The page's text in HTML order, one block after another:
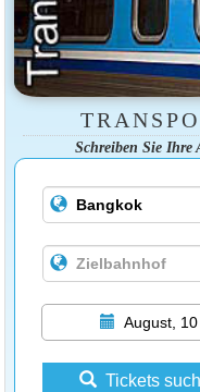
Schreiben Sie Ihre
August, 10
Tickets